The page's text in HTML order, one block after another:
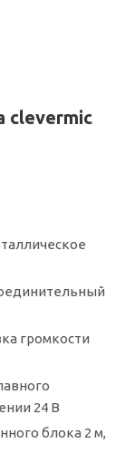
clevermic
громкости
24 В
блока 2 м,